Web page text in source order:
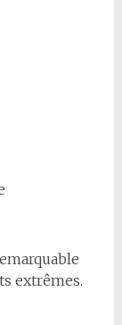
extrêmes.